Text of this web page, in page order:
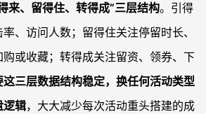
来、留得住、转得成”三层结构。引得
、访问人数；留得住关注停留时长、
或收藏；转得成关注留资、领券、下
这三层数据结构稳定，换任何活动类型
逻辑，大大减少每次活动重头搭建的成